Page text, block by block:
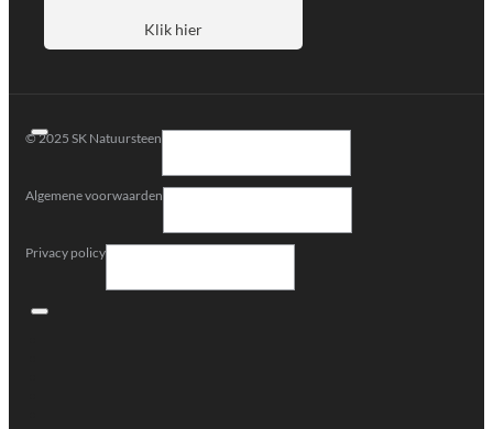
Klik hier
© 2025 SK Natuursteen
Algemene voorwaarden
Privacy policy